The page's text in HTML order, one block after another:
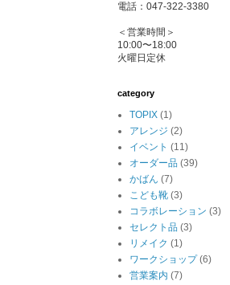
電話：047-322-3380
＜営業時間＞
10:00〜18:00
火曜日定休
category
TOPIX (1)
アレンジ (2)
イベント (11)
オーダー品 (39)
かばん (7)
こども靴 (3)
コラボレーション (3)
セレクト品 (3)
リメイク (1)
ワークショップ (6)
営業案内 (7)